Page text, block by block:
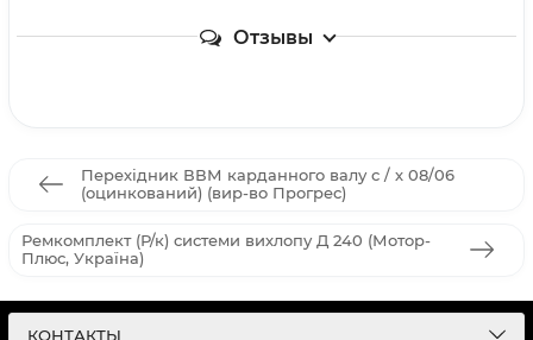
Отзывы
Перехідник ВВМ карданного валу с / х 08/06
(оцинкований) (вир-во Прогрес)
Ремкомплект (Р/к) системи вихлопу Д 240 (Мотор-
Плюс, Україна)
КОНТАКТЫ